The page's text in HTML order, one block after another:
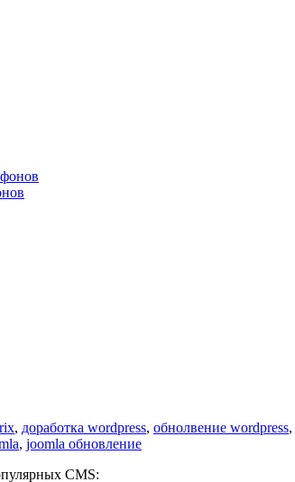
, доработка wordpress, обнолвение wordpress,
, joomla обновление
CMS: